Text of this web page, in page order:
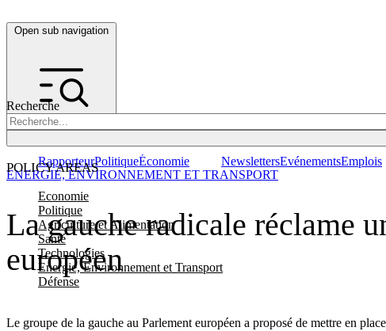
Open sub navigation
Recherche
POLICY AREAS
Economie
Politique
Agriculture et Alimentation
Santé
Technologies
Energie, Environnement et Transport
Défense
RapporteurPolitiqueÉconomie NewslettersEvénementsEmplois
La gauche radicale réclame
européen
Le groupe de la gauche au Parlement européen a proposé de mettre en
ENERGIE, ENVIRONNEMENT ET TRANSPORT